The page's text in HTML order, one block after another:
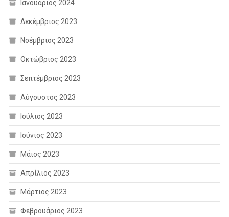
Ιανουάριος 2024
Δεκέμβριος 2023
Νοέμβριος 2023
Οκτώβριος 2023
Σεπτέμβριος 2023
Αύγουστος 2023
Ιούλιος 2023
Ιούνιος 2023
Μάιος 2023
Απρίλιος 2023
Μάρτιος 2023
Φεβρουάριος 2023